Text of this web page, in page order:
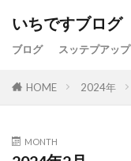
いちですブログ
ブログ スッテプアップ
HOME 2024年
MONTH